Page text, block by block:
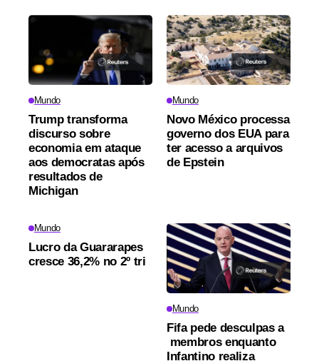
Mundo
Trump transforma
discurso sobre
economia em ataque
aos democratas após
resultados de
Michigan
Mundo
Novo México processa
governo dos EUA para
ter acesso a arquivos
de Epstein
Mundo
Lucro da Guararapes
cresce 36,2% no 2º tri
Mundo
Fifa pede desculpas a
membros enquanto
Infantino realiza